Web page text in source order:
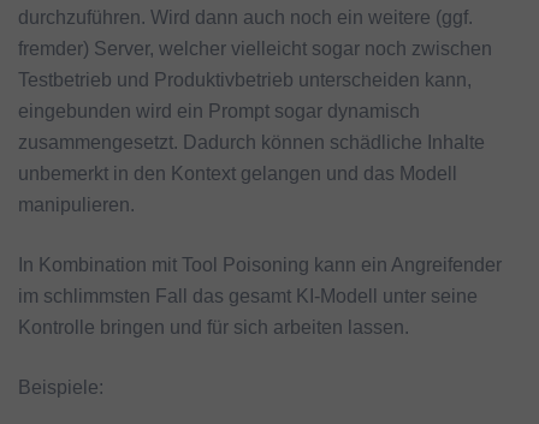
durchzuführen. Wird dann auch noch ein weitere (ggf.
fremder) Server, welcher vielleicht sogar noch zwischen
Testbetrieb und Produktivbetrieb unterscheiden kann,
eingebunden wird ein Prompt sogar dynamisch
zusammengesetzt. Dadurch können schädliche Inhalte
unbemerkt in den Kontext gelangen und das Modell
manipulieren.
In Kombination mit Tool Poisoning kann ein Angreifender
im schlimmsten Fall das gesamt KI-Modell unter seine
Kontrolle bringen und für sich arbeiten lassen.
Beispiele: